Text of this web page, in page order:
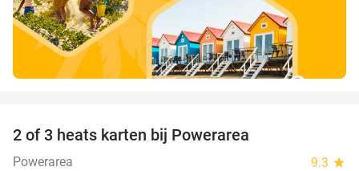
2 of 3 heats karten bij Powerarea
Powerarea 9.3 star